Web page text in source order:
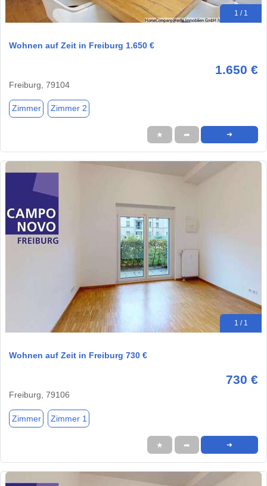
1 / 1
Wohnen auf Zeit in Freiburg 1.650 €
1.650 €
Freiburg, 79104
Zimmer Zimmer 2
★ ➦ ➜
1 / 1
Wohnen auf Zeit in Freiburg 730 €
730 €
Freiburg, 79106
Zimmer Zimmer 1
★ ➦ ➜